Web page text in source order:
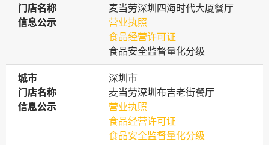
门店名称
门店名称
麦当劳深圳四海时代大厦餐厅
信息公示
信息公示
营业执照
食品经营许可证
食品安全监督量化分级
城市
城市
深圳市
门店名称
门店名称
麦当劳深圳布吉老街餐厅
信息公示
信息公示
营业执照
食品经营许可证
食品安全监督量化分级